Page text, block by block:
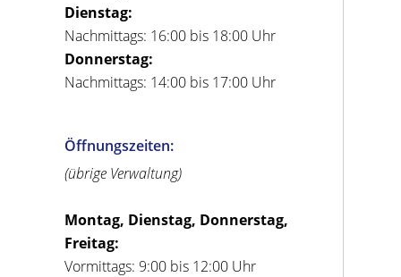
Dienstag:
Nachmittags: 16:00 bis 18:00 Uhr
Donnerstag:
Nachmittags: 14:00 bis 17:00 Uhr
Öffnungszeiten:
(übrige Verwaltung)
Montag, Dienstag, Donnerstag,
Freitag:
Vormittags: 9:00 bis 12:00 Uhr